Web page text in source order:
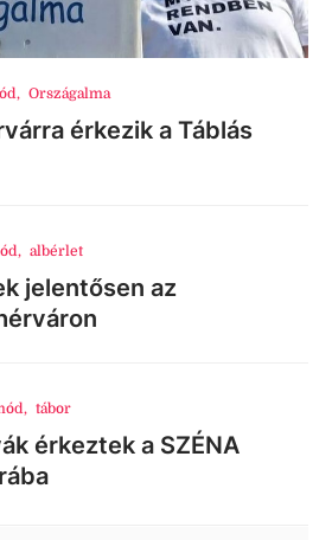
, Országalma
érkezik a Táblás
, albérlet
jelentősen az
, tábor
érkeztek a SZÉNA